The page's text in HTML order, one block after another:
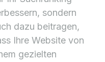
sondern
dazu beitragen,
Ihre Website von
gezielten